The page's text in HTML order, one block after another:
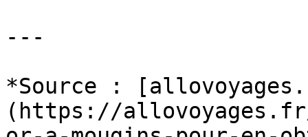
---
*Source :
(https://